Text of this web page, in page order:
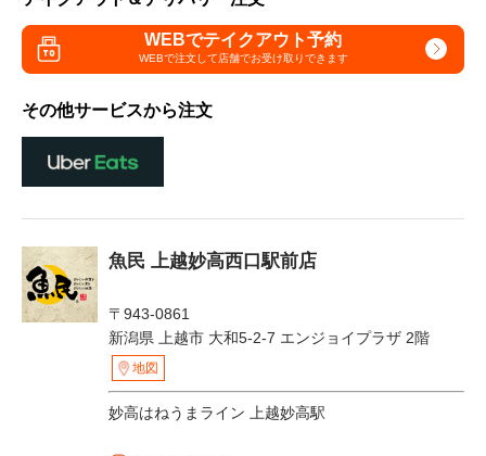
WEBでテイクアウト予約
WEBで注文して店舗でお受け取りできます
その他サービスから注文
魚民 上越妙高西口駅前店
〒943-0861
新潟県 上越市 大和5-2-7 エンジョイプラザ 2階
地図
妙高はねうまライン 上越妙高駅